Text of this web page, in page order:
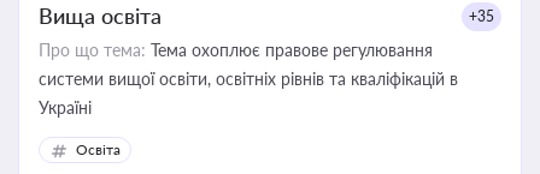
Вища освіта +35
Про що тема: Тема охоплює правове регулювання
системи вищої освіти, освітніх рівнів та кваліфікацій в
Україні
Освіта